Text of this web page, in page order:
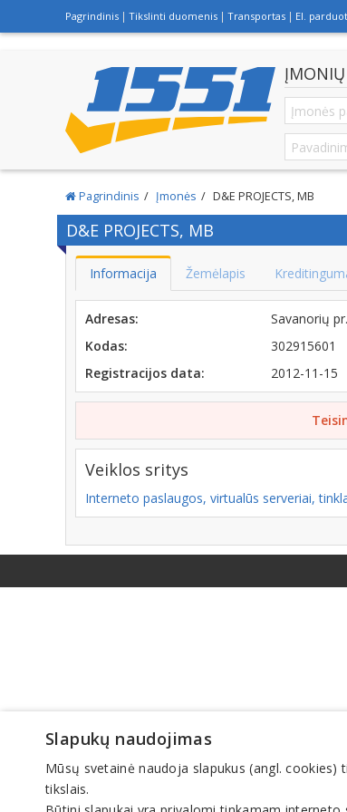
Pagrindinis Tikslinti duomenis Transportas El.
ĮMONIŲ
Pagrindinis Įmonės D&E PROJECTS, MB
D&E PROJECTS, MB
Informacija Žemėlapis
Adresas:
Savanorių
Kodas:
302915601
Registracijos data:
2012-11-15
Veiklos sritys
Interneto paslaugos, virtualūs serveriai,
Slapukų naudojimas
Mūsų svetainė naudoja slapukus (angl.
tikslais.